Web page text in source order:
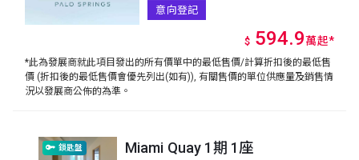
意向登記
$ 594.9萬起*
*此為發展商就此項目發出的所有價單中的最低售價/計算折扣後的最低售
價 (折扣後的最低售價會優先列出(如有)), 有關售價的單位供應量及銷售情
況以發展商公佈的為準。
鎖匙盤 Miami Quay 1期 1座